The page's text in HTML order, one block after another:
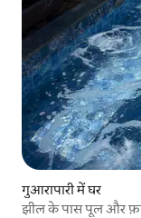
गुआरापारी में घर
झील के पास पूल और